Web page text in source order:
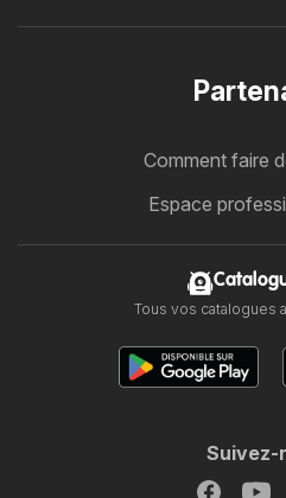
Comment faire
Espace
Tous vos catalogues
Suivez-